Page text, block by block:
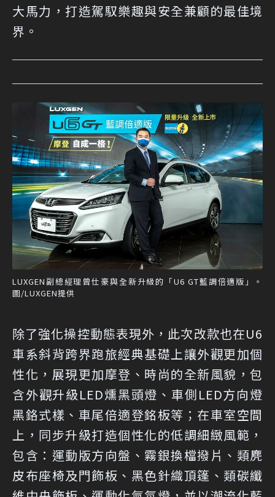
大馬力，打造駕馭樂趣與安全兼顧的最佳境
界。
LUXGEN副總經理曾仕豪與全新升級的「U6 GT藍調倍適版」。
圖/LUXGEN提供
除了強化操控動態表現外，此次改款也在U6
車系斜背跨界跑旅經典基礎上讓外觀更加個
性化，展現更加摩登、時尚的全新風貌，包
含外觀升級LED燻黑頭燈、車側LED方向燈
黑鉻式樣、車尾倍適登銘板等；在車室空間
上，同步升級打造個性化的低調細緻風範，
包含：運動版方向盤、霧銀換檔撥片、類麂
皮布座椅及門飾板、黑色針織頂篷、類碳纖